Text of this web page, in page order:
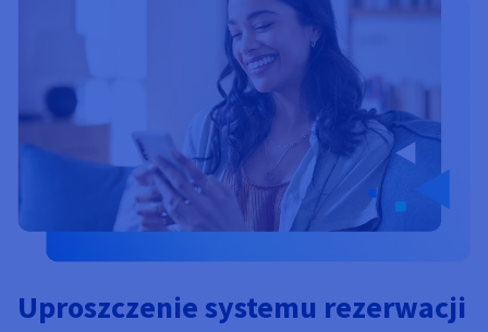
Uproszczenie systemu rezerwacji